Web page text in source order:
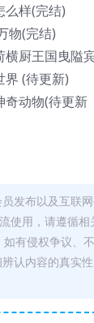
么样(完结)
物(完结)
厨王国曳隘
界 (待更新)
奇动物(待更新
发布以及互联
使用，请遵循
有侵权争议、
认内容的真实